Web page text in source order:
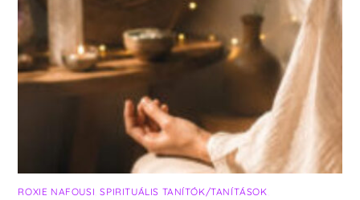
ROXIE NAFOUSI ,SPIRITUÁLIS TANÍTÓK/TANÍTÁSOK